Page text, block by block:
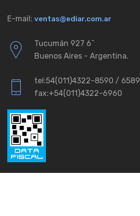
E-mail: ventas@ediar.com.ar
Tucumán 927 6ˆ
Buenos Aires - Argentina.
tel:54(011)4322-8590 / 6589
fax:+54(011)4322-6960